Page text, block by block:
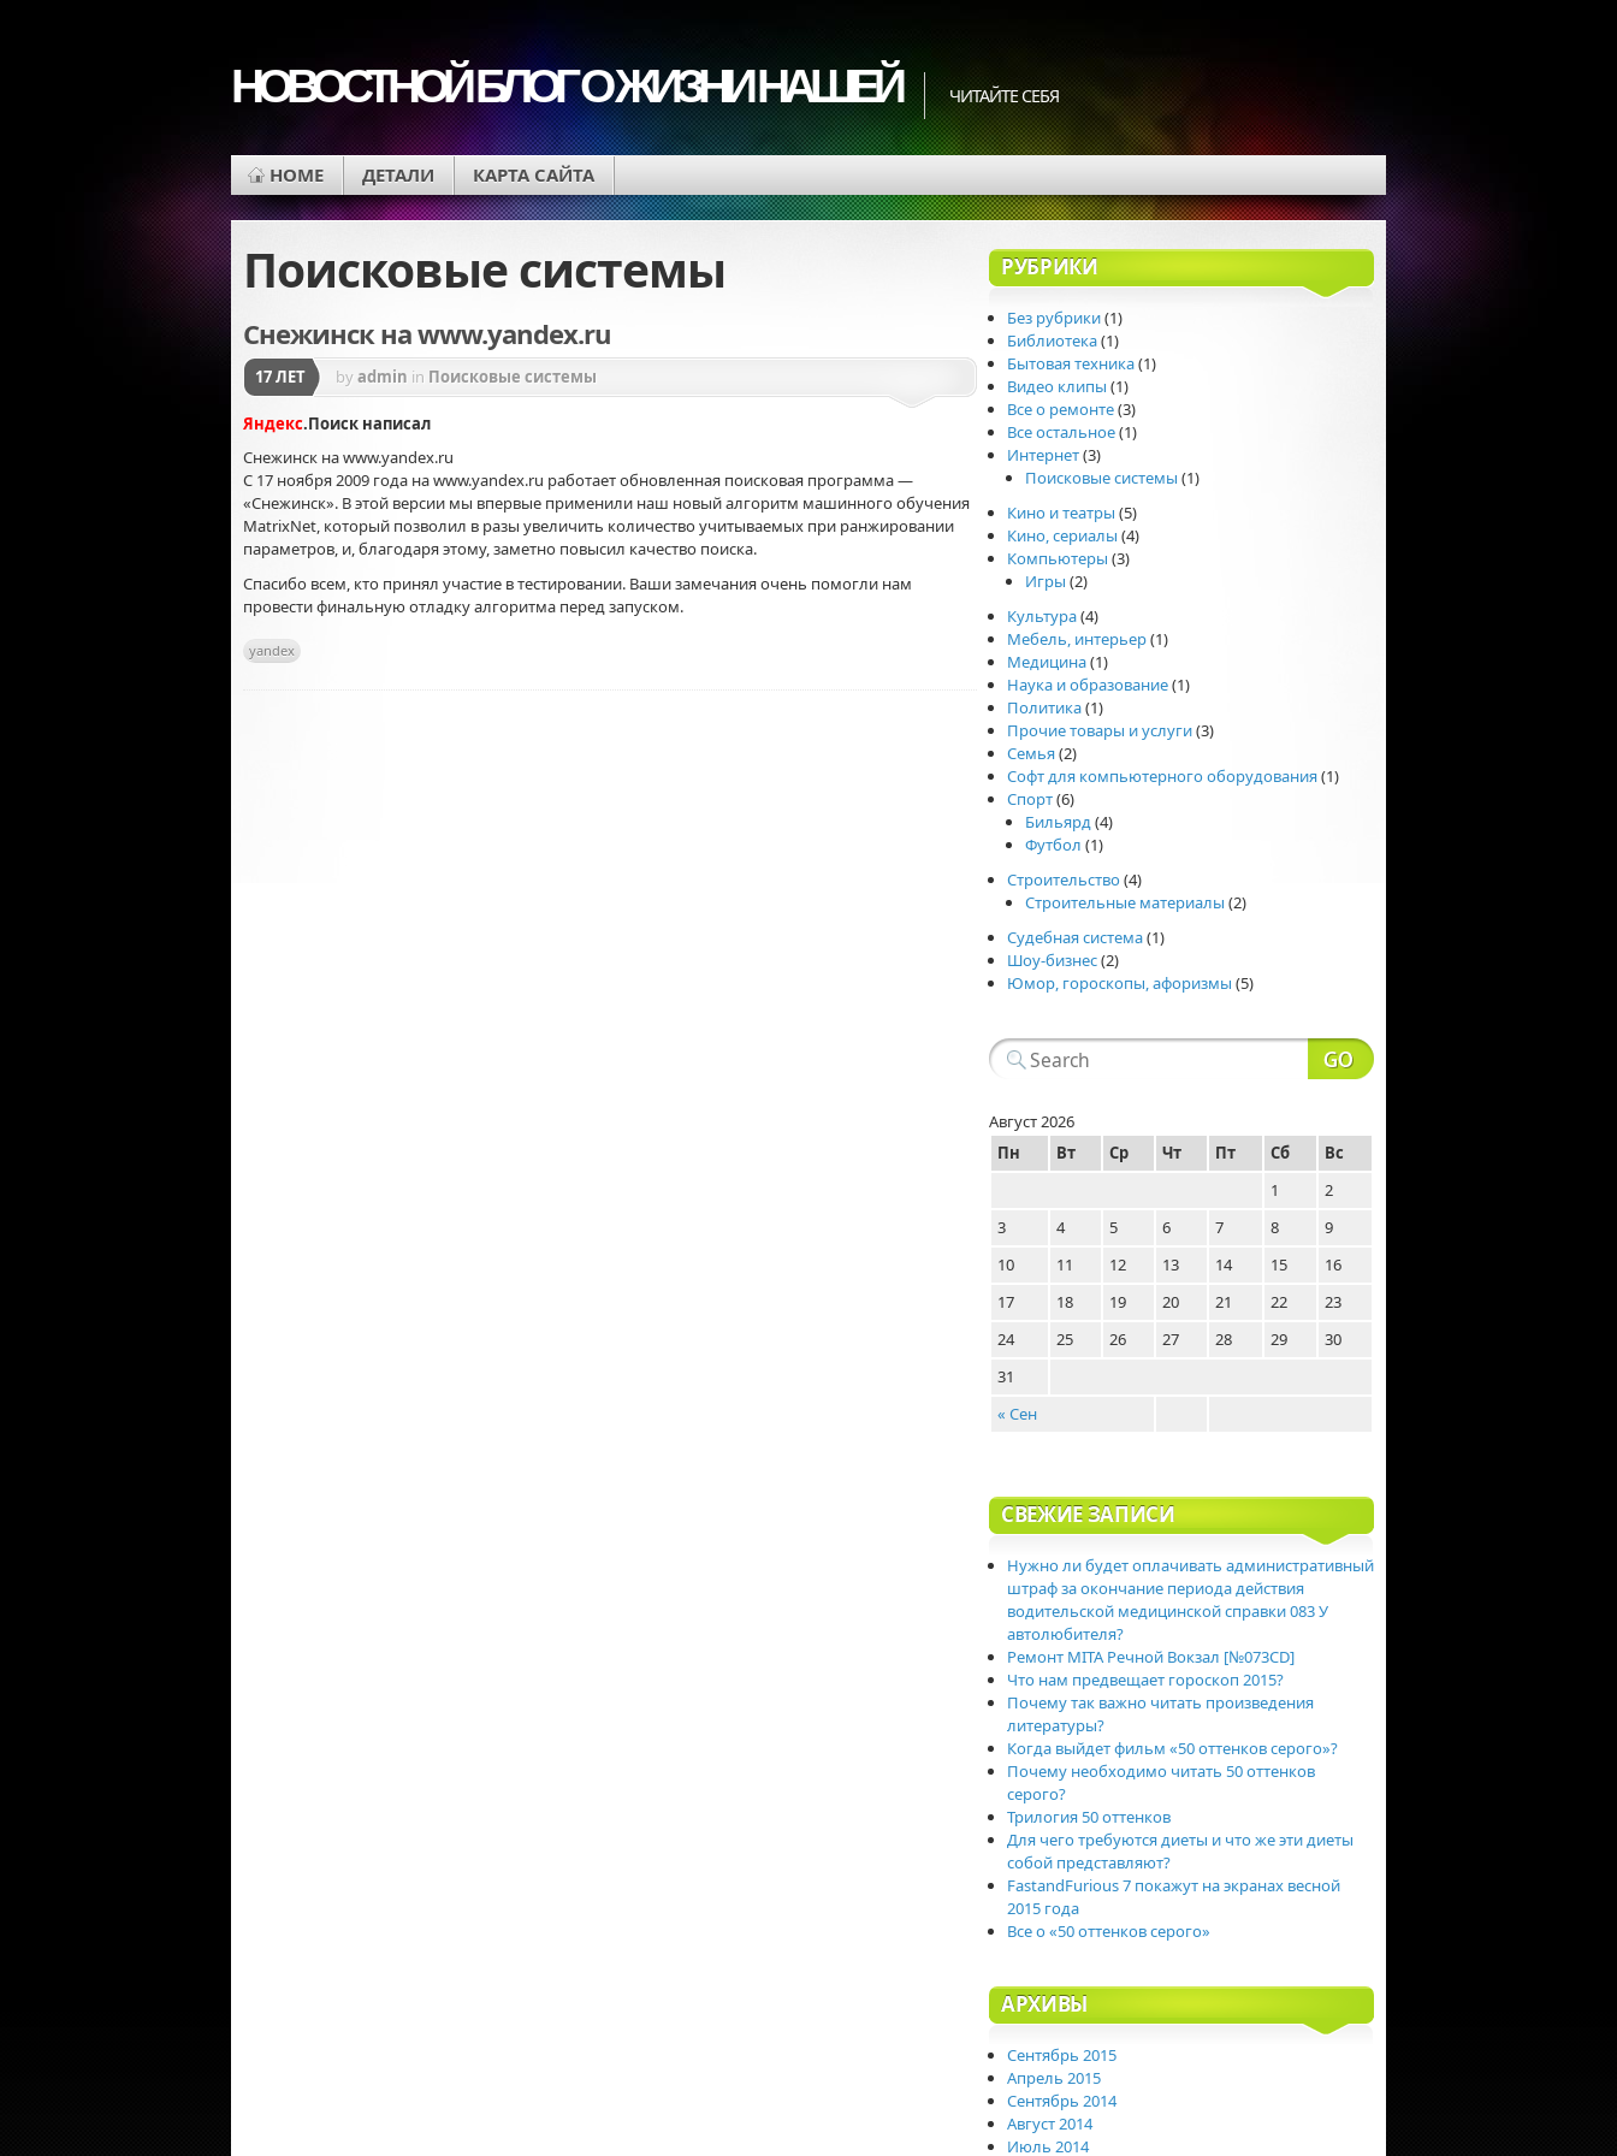
НОВОСТНОЙ БЛОГ О ЖИЗНИ НАШЕЙ ЧИТАЙТЕ СЕБЯ
HOME ДЕТАЛИ КАРТА САЙТА
Поисковые системы
Снежинск на www.yandex.ru
17 ЛЕТ byadmin in Поисковые системы
Яндекс.Поиск написал
Снежинск на www.yandex.ru
С 17 ноября 2009 года на www.yandex.ru работает обновленная поисковая программа —
«Снежинск». В этой версии мы впервые применили наш новый алгоритм машинного обучения
MatrixNet, который позволил в разы увеличить количество учитываемых при ранжировании
параметров, и, благодаря этому, заметно повысил качество поиска.
Спасибо всем, кто принял участие в тестировании. Ваши замечания очень помогли нам
провести финальную отладку алгоритма перед запуском.
yandex
РУБРИКИ
Без рубрики(1)
Библиотека(1)
Бытовая техника(1)
Видео клипы (1)
Все о ремонте(3)
Все остальное(1)
Интернет(3)
Поисковые системы (1)
Кино и театры (5)
Кино, сериалы (4)
Компьютеры (3)
Игры (2)
Культура(4)
Мебель, интерьер(1)
Медицина(1)
Наука и образование(1)
Политика(1)
Прочие товары и услуги(3)
Семья(2)
Софт для компьютерного оборудования(1)
Спорт(6)
Бильярд(4)
Футбол (1)
Строительство(4)
Строительные материалы (2)
Судебная система(1)
Шоу-бизнес(2)
Юмор, гороскопы, афоризмы (5)
Август 2026
Пн
Вт Ср Чт Пт Сб Вс
« Сен
1
2
3
4 5 6 7 8
9
10
11 12 13 14 15
16
17
18 19 20 21 22
23
24
25 26 27 28 29
30
31
СВЕЖИЕ ЗАПИСИ
Нужно ли будет оплачивать административный
штраф за окончание периода действия
водительской медицинской справки 083 У
автолюбителя?
Ремонт MITA Речной Вокзал [№073CD]
Что нам предвещает гороскоп 2015?
Почему так важно читать произведения
литературы?
Когда выйдет фильм «50 оттенков серого»?
Почему необходимо читать 50 оттенков
серого?
Трилогия 50 оттенков
Для чего требуются диеты и что же эти диеты
собой представляют?
FastandFurious 7 покажут на экранах весной
2015 года
Все о «50 оттенков серого»
АРХИВЫ
Сентябрь 2015
Апрель 2015
Сентябрь 2014
Август 2014
Июль 2014